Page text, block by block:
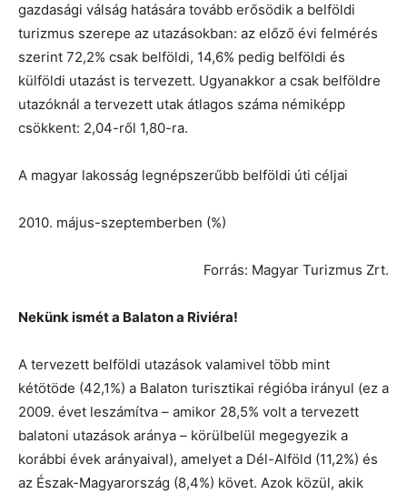
gazdasági válság hatására tovább erősödik a belföldi
turizmus szerepe az utazásokban: az előző évi felmérés
szerint 72,2% csak belföldi, 14,6% pedig belföldi és
külföldi utazást is tervezett. Ugyanakkor a csak belföldre
utazóknál a tervezett utak átlagos száma némiképp
csökkent: 2,04-ről 1,80-ra.
A magyar lakosság legnépszerűbb belföldi úti céljai
2010. május-szeptemberben (%)
Forrás: Magyar Turizmus Zrt.
Nekünk ismét a Balaton a Riviéra!
A tervezett belföldi utazások valamivel több mint
kétötöde (42,1%) a Balaton turisztikai régióba irányul (ez a
2009. évet leszámítva – amikor 28,5% volt a tervezett
balatoni utazások aránya – körülbelül megegyezik a
korábbi évek arányaival), amelyet a Dél-Alföld (11,2%) és
az Észak-Magyarország (8,4%) követ. Azok közül, akik